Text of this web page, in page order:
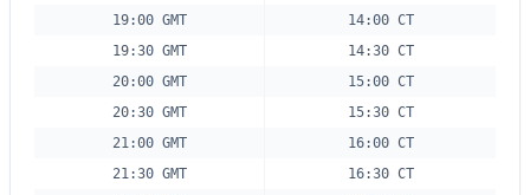
19:00 GMT
14:00 CT
19:30 GMT
14:30 CT
20:00 GMT
15:00 CT
20:30 GMT
15:30 CT
21:00 GMT
16:00 CT
21:30 GMT
16:30 CT